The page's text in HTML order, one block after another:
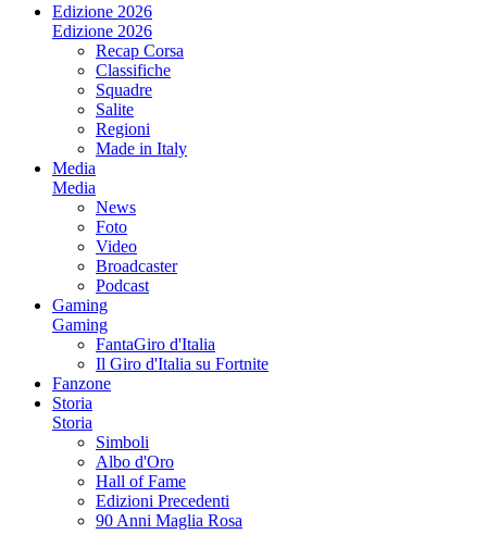
Edizione 2026
Edizione 2026
Recap Corsa
Classifiche
Squadre
Salite
Regioni
Made in Italy
Media
Media
News
Foto
Video
Broadcaster
Podcast
Gaming
Gaming
FantaGiro d'Italia
Il Giro d'Italia su Fortnite
Fanzone
Storia
Storia
Simboli
Albo d'Oro
Hall of Fame
Edizioni Precedenti
90 Anni Maglia Rosa